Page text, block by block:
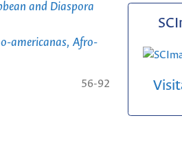
and Diaspora
americanas, Afro-
56-92